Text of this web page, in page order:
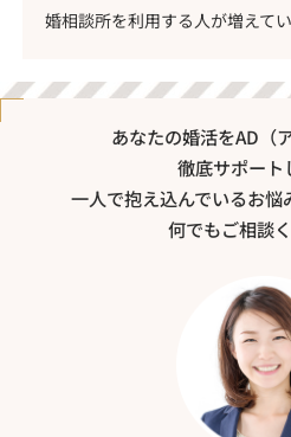
婚相談所を利用する人が増えてい
あなたの婚活をAD（
徹底サポート
一人で抱え込んでいるお悩
何でもご相談